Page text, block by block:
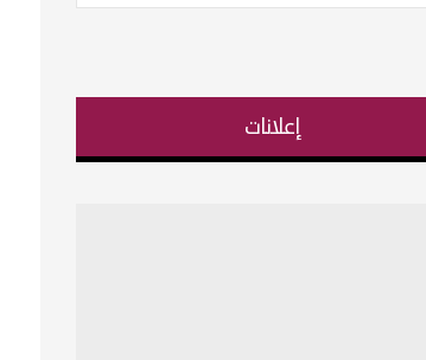
إعلانات